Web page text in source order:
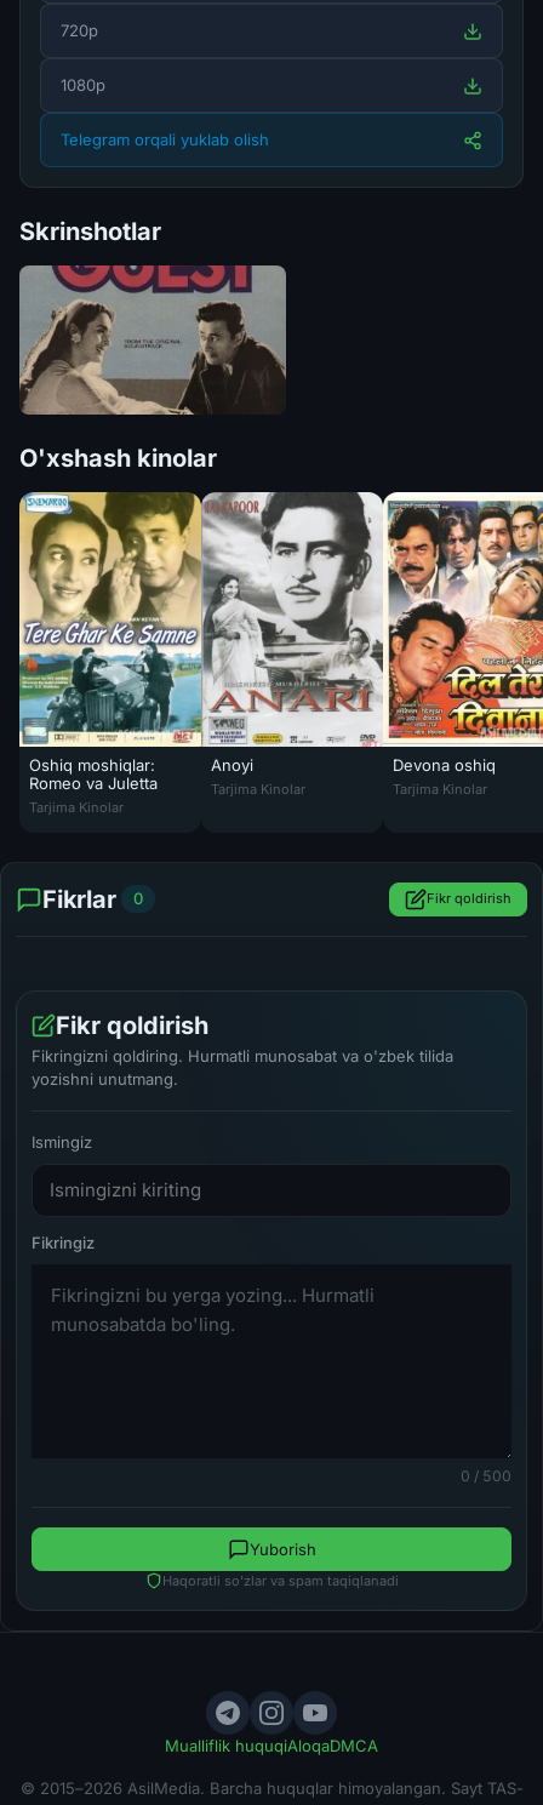
720p
1080p
Telegram orqali yuklab olish
Skrinshotlar
O'xshash kinolar
Oshiq moshiqlar:
Romeo va Juletta
Oshiq moshiqlar: Romeo va Juletta. Yangi hikoya Hind kinosi Uzbek
Tarjima Kinolar
Anoyi
Anoyi Hind kinosi Uzbek tilida 1959
Tarjima Kinolar
Devona oshiq
Devona oshiq Hind
Tarjima Kinolar
Fikrlar 0 Fikr qoldirish
Fikr qoldirish
Fikringizni qoldiring. Hurmatli munosabat va o'zbek tilida
yozishni unutmang.
Ismingiz
0 / 500
Haqoratli so'zlar va spam taqiqlanadi
Yuborish
Mualliflik huquqiAloqaDMCA
© 2015–2026 AsilMedia. Barcha huquqlar himoyalangan. Sayt TAS-